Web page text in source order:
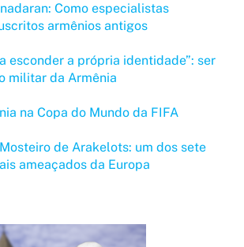
Como especialistas
armênios antigos
esconder a própria identidade”: ser
militar da Armênia
na Copa do Mundo da FIFA
de Arakelots: um dos sete
ameaçados da Europa